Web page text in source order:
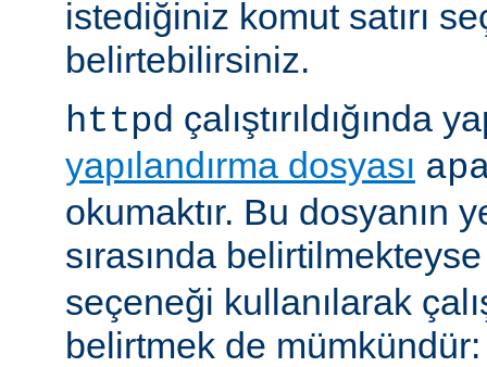
istediğiniz komut satırı
belirtebilirsiniz.
httpd çalıştırıldığında
yapılandırma dosyası
okumaktır. Bu dosyanın
sırasında
seçeneği kullanılarak
belirtmek de mümkündür: